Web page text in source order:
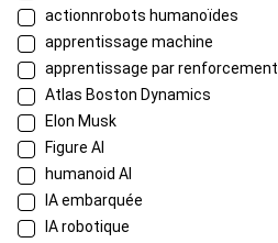
actionnrobots humanoïdes
apprentissage machine
apprentissage par renforcement
Atlas Boston Dynamics
Elon Musk
Figure AI
humanoid AI
IA embarquée
IA robotique